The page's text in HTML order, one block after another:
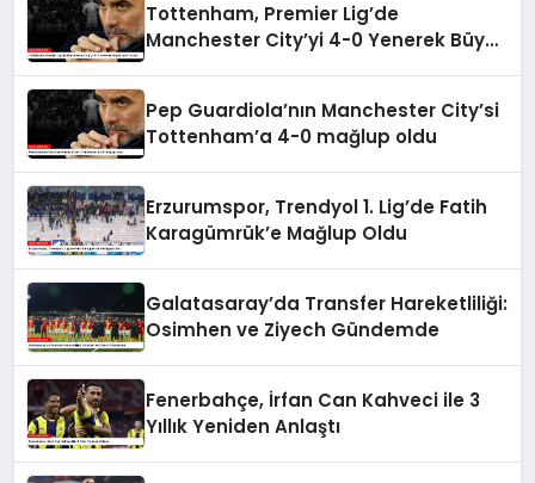
Tottenham, Premier Lig’de
Manchester City’yi 4-0 Yenerek Büyük
Pep Guardiola’nın Manchester City’si
Tottenham’a 4-0 mağlup oldu
Erzurumspor, Trendyol 1. Lig’de Fatih
Karagümrük’e Mağlup Oldu
Galatasaray’da Transfer Hareketliliği:
Osimhen ve Ziyech Gündemde
Fenerbahçe, İrfan Can Kahveci ile 3
Yıllık Yeniden Anlaştı